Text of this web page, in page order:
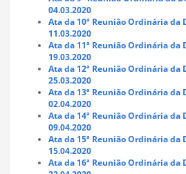
04.03.2020
Ata da 10ª Reunião Ordinária da
11.03.2020
Ata da 11ª Reunião Ordinária da
19.03.2020
Ata da 12ª Reunião Ordinária da
25.03.2020
Ata da 13ª Reunião Ordinária da
02.04.2020
Ata da 14ª Reunião Ordinária da
09.04.2020
Ata da 15ª Reunião Ordinária da
15.04.2020
Ata da 16ª Reunião Ordinária da